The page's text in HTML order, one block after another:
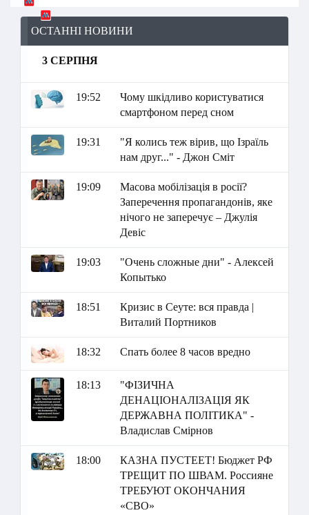
ОСТАННІ НОВИНИ
3 СЕРПНЯ
19:52
Чому шкідливо користуватися
смартфоном перед сном
19:31
"Я колись теж вірив, що Ізраїль
нам друг..." - Джон Сміт
19:09
Масова мобілізація в росії?
Заперечення пропагандонів, яке
нічого не заперечує – Джулія
Девіс
19:03
"Очень сложные дни" - Алексей
Копытько
18:51
Кризис в Сеуте: вся правда |
Виталий Портников
18:32 Спать более 8 часов вредно
18:13
"ФІЗИЧНА
ДЕНАЦІОНАЛІЗАЦІЯ ЯК
ДЕРЖАВНА ПОЛІТИКА" -
Владислав Смірнов
18:00
КАЗНА ПУСТЕЕТ! Бюджет РФ
ТРЕЩИТ ПО ШВАМ. Россияне
ТРЕБУЮТ ОКОНЧАНИЯ
«СВО»